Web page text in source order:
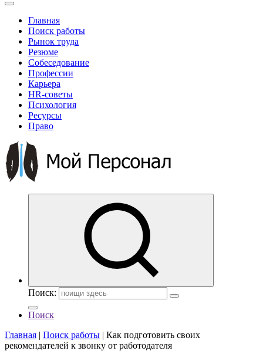
Главная
Поиск работы
Рынок труда
Резюме
Собеседование
Профессии
Карьера
HR-советы
Психология
Ресурсы
Право
Поиск:
Поиск
Главная | Поиск работы | Как подготовить своих
рекомендателей к звонку от работодателя